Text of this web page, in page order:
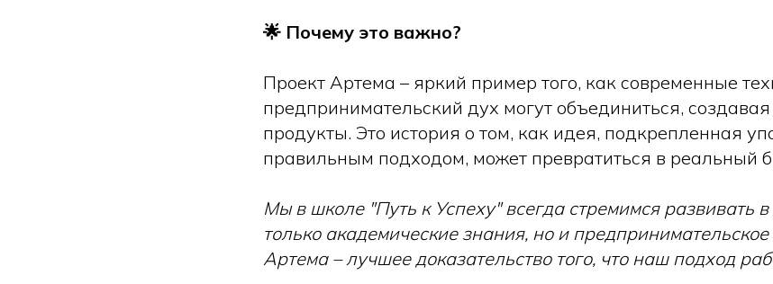
🌟 Почему это важно?
Проект Артема – яркий пример того, как современные
предпринимательский дух могут объединиться,
продукты. Это история о том, как идея, подкрепленная
правильным подходом, может превратиться в реальный
Мы в школе "Путь к Успеху" всегда стремимся развивать
только академические знания, но и
Артема – лучшее доказательство того, что наш подход